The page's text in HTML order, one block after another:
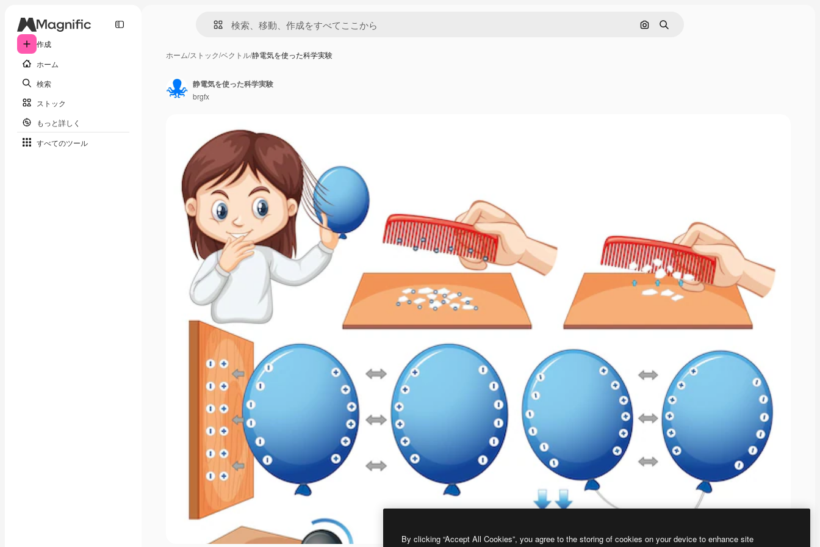
作成
ホーム
検索
ストック
もっと詳しく
すべてのツール
画像で検索
検索
ホーム/ストック/ベクトル/静電気を使った科学実験
静電気を使った科学実験
brgfx
By clicking “Accept All Cookies”, you agree to the storing of cookies on your device to enhance site